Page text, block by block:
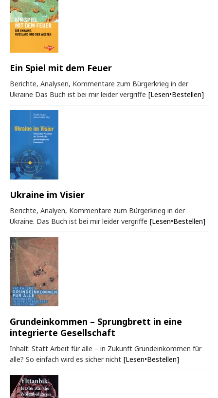
Ein Spiel mit dem Feuer
Berichte, Analysen, Kommentare zum Bürgerkrieg in der
Ukraine Das Buch ist bei mir leider vergriffe [Lesen•Bestellen]
Ukraine im Visier
Berichte, Analyen, Kommentare zum Bürgerkrieg in der
Ukraine. Das Buch ist bei mir leider vergriffe [Lesen•Bestellen]
Grundeinkommen – Sprungbrett in eine
integrierte Gesellschaft
Inhalt: Statt Arbeit für alle – in Zukunft Grundeinkommen für
alle? So einfach wird es sicher nicht [Lesen•Bestellen]